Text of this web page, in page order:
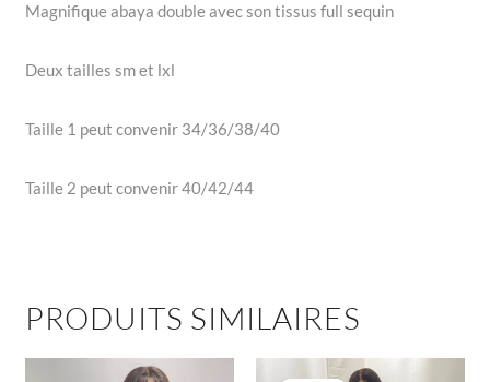
Magnifique abaya double avec son tissus full sequin
Deux tailles sm et lxl
Taille 1 peut convenir 34/36/38/40
Taille 2 peut convenir 40/42/44
PRODUITS SIMILAIRES
Le